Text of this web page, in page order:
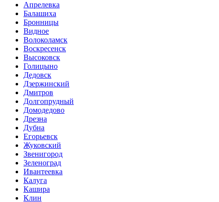
Апрелевка
Балашиха
Бронницы
Видное
Волоколамск
Воскресенск
Высоковск
Голицыно
Дедовск
Дзержинский
Дмитров
Долгопрудный
Домодедово
Дрезна
Дубна
Егорьевск
Жуковский
Звенигород
Зеленоград
Ивантеевка
Калуга
Кашира
Клин